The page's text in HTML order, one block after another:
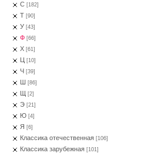
С [182]
Т [90]
У [43]
Ф [66]
Х [61]
Ц [10]
Ч [39]
Ш [86]
Щ [2]
Э [21]
Ю [4]
Я [6]
Классика отечественная [106]
Классика зарубежная [101]